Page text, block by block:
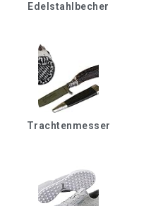
Edelstahlbecher
Trachtenmesser